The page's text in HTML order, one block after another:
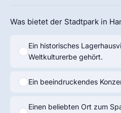
Was bietet der Stadtpark in
Ein historisches
Weltkulturerbe gehört.
Ein beeindruckendes
Einen beliebten Ort zum